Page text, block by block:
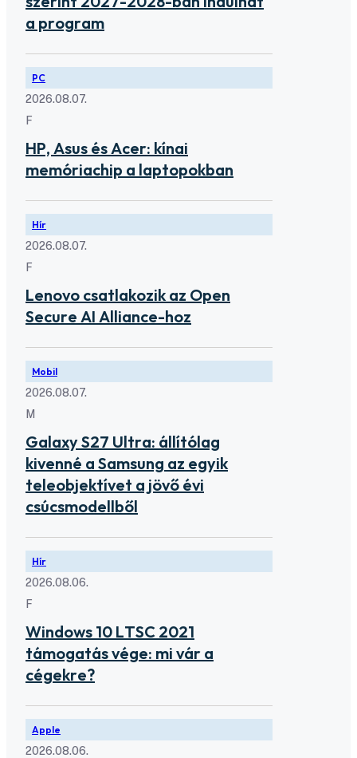
a program
PC
2026.08.07.
F
HP, Asus és Acer: kínai
memóriachip a laptopokban
Hír
2026.08.07.
F
Lenovo csatlakozik az Open
Secure AI Alliance-hoz
Mobil
2026.08.07.
M
Galaxy S27 Ultra: állítólag
kivenné a Samsung az egyik
teleobjektívet a jövő évi
csúcsmodellből
Hír
2026.08.06.
F
Windows 10 LTSC 2021
támogatás vége: mi vár a
cégekre?
Apple
2026.08.06.